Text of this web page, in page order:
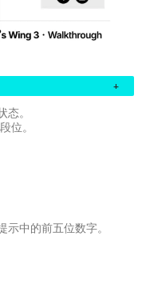
+
。
位。
中的前五位数字。